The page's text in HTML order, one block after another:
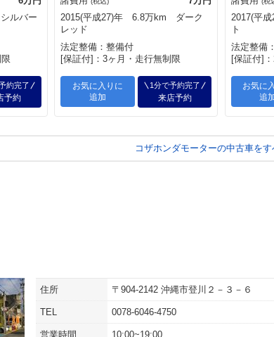
ルバー
約完了
予約
2015(平成27)年 6.8万km ダーク
レッド
法定整備：整備付
[保証付]：3ヶ月・走行無制限
お気に入りに
追加
1分で予約完了
来店予約
2017(平
ト
法定整備
[保証付]
お気に
追
コザホンダモーターの中古車をす
住所 〒904-2142 沖縄市登川２－３－６
TEL 0078-6046-4750
営業時間 10:00~19:00